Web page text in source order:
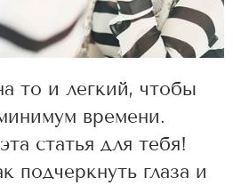
то и легкий, чтобы
времени.
статья для тебя!
подчеркнуть глаза и